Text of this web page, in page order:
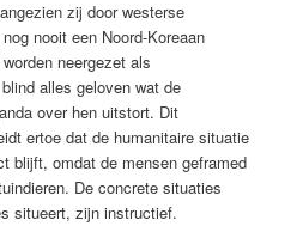
zij door westerse
nooit een Noord-Koreaan
neergezet als
alles geloven wat de
over hen uitstort. Dit
ertoe dat de humanitaire situatie
blijft, omdat de mensen geframed
De concrete situaties
situeert, zijn instructief.